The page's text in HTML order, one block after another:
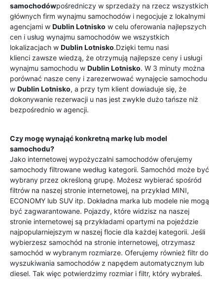
samochodówpośredniczy w sprzedaży na rzecz wszystkich
głównych firm wynajmu samochodów i negocjuje z lokalnymi
agencjami w Dublin Lotnisko w celu oferowania najlepszych
cen i usług wynajmu samochodów we wszystkich
lokalizacjach w Dublin Lotnisko.Dzięki temu nasi
klienci zawsze wiedzą, że otrzymują najlepsze ceny i usługi
wynajmu samochodu w Dublin Lotnisko. W 3 minuty można
porównać nasze ceny i zarezerwować wynajęcie samochodu
w Dublin Lotnisko, a przy tym klient dowiaduje się, że
dokonywanie rezerwacji u nas jest zwykle dużo tańsze niż
bezpośrednio w agencji.
Czy mogę wynająć konkretną markę lub model
samochodu?
Jako internetowej wypożyczalni samochodów oferujemy
samochody filtrowane według kategorii. Samochód może być
wybrany przez określoną grupę. Możesz wybierać spośród
filtrów na naszej stronie internetowej, na przykład MINI,
ECONOMY lub SUV itp. Dokładna marka lub modele nie mogą
być zagwarantowane. Pojazdy, które widzisz na naszej
stronie internetowej są przykładami opartymi na pojeździe
najpopularniejszym w naszej flocie dla każdej kategorii. Jeśli
wybierzesz samochód na stronie internetowej, otrzymasz
samochód w wybranym rozmiarze. Oferujemy również filtr do
wyszukiwania samochodów z napędem automatycznym lub
diesel. Tak więc potwierdzimy rozmiar i filtr, który wybrałeś.